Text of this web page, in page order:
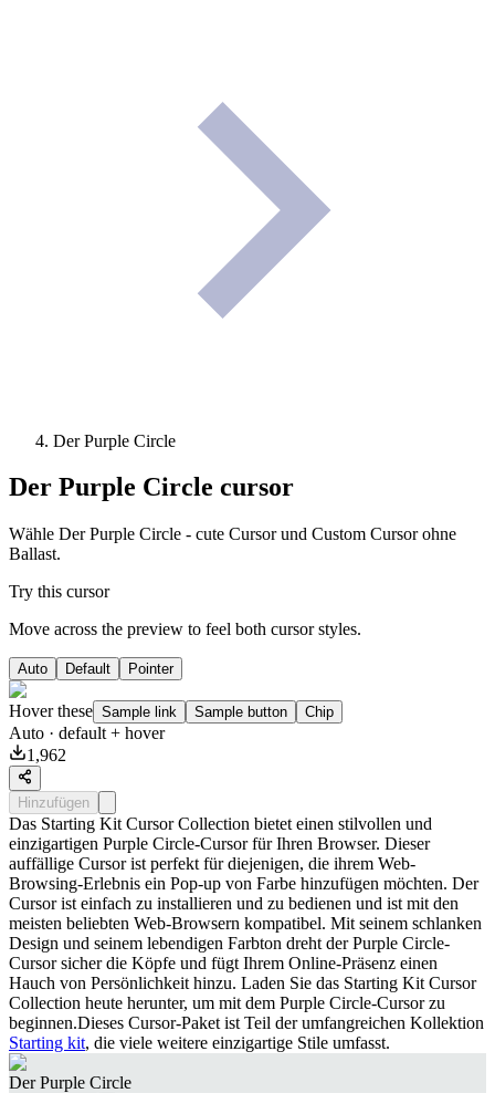
Der Purple Circle
Der Purple Circle cursor
Wähle Der Purple Circle - cute Cursor und Custom Cursor ohne
Ballast.
Try this cursor
Move across the preview to feel both cursor styles.
Auto Default Pointer
Hover these Sample link Sample button Chip
Auto · default + hover
1,962
Hinzufügen
Das Starting Kit Cursor Collection bietet einen stilvollen und
einzigartigen Purple Circle-Cursor für Ihren Browser. Dieser
auffällige Cursor ist perfekt für diejenigen, die ihrem Web-
Browsing-Erlebnis ein Pop-up von Farbe hinzufügen möchten. Der
Cursor ist einfach zu installieren und zu bedienen und ist mit den
meisten beliebten Web-Browsern kompatibel. Mit seinem schlanken
Design und seinem lebendigen Farbton dreht der Purple Circle-
Cursor sicher die Köpfe und fügt Ihrem Online-Präsenz einen
Hauch von Persönlichkeit hinzu. Laden Sie das Starting Kit Cursor
Collection heute herunter, um mit dem Purple Circle-Cursor zu
beginnen.Dieses Cursor-Paket ist Teil der umfangreichen Kollektion
Starting kit, die viele weitere einzigartige Stile umfasst.
Der Purple Circle